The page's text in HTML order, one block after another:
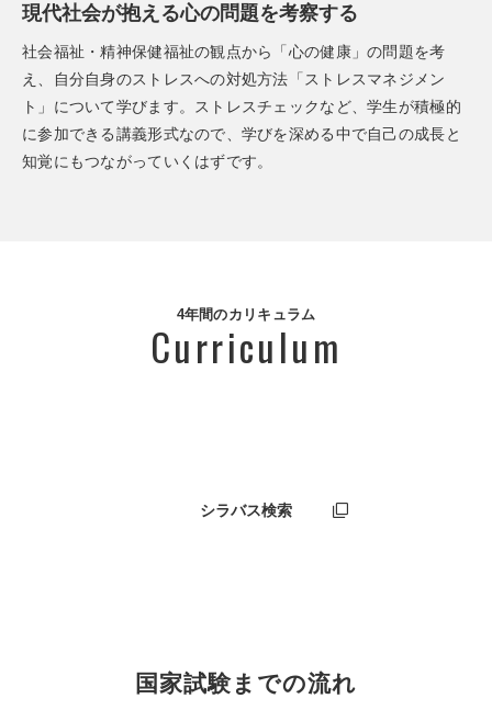
現代社会が抱える心の問題を考察する
社会福祉・精神保健福祉の観点から「心の健康」の問題を考
え、自分自身のストレスへの対処方法「ストレスマネジメン
ト」について学びます。ストレスチェックなど、学生が積極的
に参加できる講義形式なので、学びを深める中で自己の成長と
知覚にもつながっていくはずです。
4年間のカリキュラム
Curriculum
シラバス検索
国家試験までの流れ